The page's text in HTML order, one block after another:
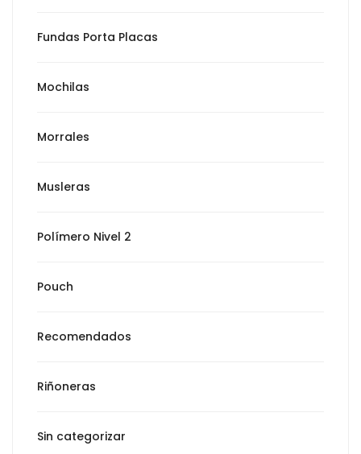
Fundas Porta Placas
Mochilas
Morrales
Musleras
Polímero Nivel 2
Pouch
Recomendados
Riñoneras
Sin categorizar